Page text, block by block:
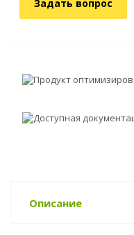
Задать вопрос
Продукт
Доступная
Описание